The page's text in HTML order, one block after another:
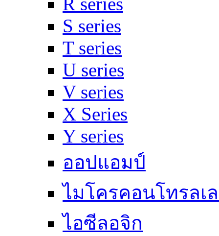
S series
T series
U series
V series
X Series
Y series
ออปแอมป์
ไมโครคอนโทรลเ
ไอซีลอจิก